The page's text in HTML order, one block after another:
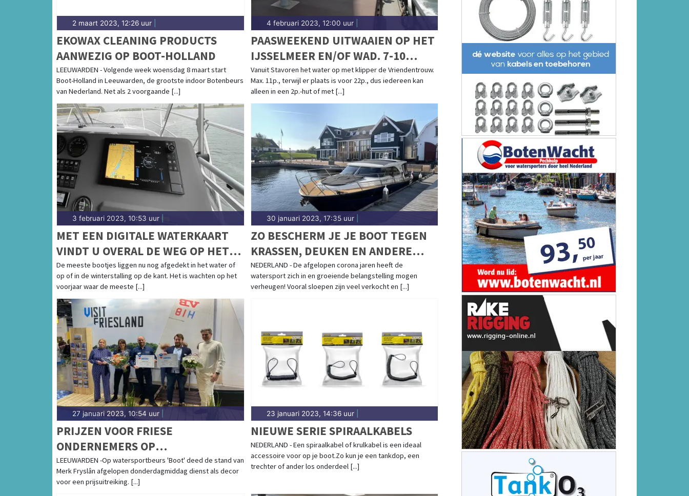
2 maart 2023, 12:26 uur
EKOWAX CLEANING PRODUCTS
AANWEZIG OP BOOT-HOLLAND
LEEUWARDEN - Volgende week woensdag 8 maart start
Boot-Holland in Leeuwarden, de grootste indoor Botenbeurs
van Nederland. Net als 2 voorgaande [...]
4 februari 2023, 12:00 uur|
PAASWEEKEND UITWAAIEN OP HET
IJSSELMEER EN/OF WAD. 7-10
APRIL 2023
Vanuit Stavoren het water op met klipper de Vriendentrouw.
Max. 11p., terwijl er plaats is voor 22p., dus iedereen kan
alleen in een 2p.-hut of met [...]
3 februari 2023, 10:53 uur
MET EEN DIGITALE WATERKAART
VINDT U OVERAL DE WEG OP HET
WATER!
De meeste bootjes liggen nu nog afgedekt in het water of
op of in de winterstalling op de kant. Het is wachten op het
voorjaar waar de meeste [...]
30 januari 2023, 17:35 uur|
ZO BESCHERM JE JE BOOT TEGEN
KRASSEN, DEUKEN EN ANDERE
SCHADE
NEDERLAND - De afgelopen corona jaren heeft de
watersport zich in en groeiende belangstelling mogen
verheugen! Vooral sloepen zijn veel verkocht en [...]
27 januari 2023, 10:54 uur
PRIJZEN VOOR FRIESE
ONDERNEMERS OP
WATERSPORTBEURS 'BOOT'
LEEUWARDEN -Op watersportbeurs 'Boot' deed de stand van
Merk Fryslân afgelopen donderdagmiddag dienst als decor
voor een prijsuitreiking. [...]
23 januari 2023, 14:36 uur|
NIEUWE SERIE SPIRAALKABELS
NEDERLAND - Een spiraalkabel of krulkabel is een ideaal
accessoire voor op je boot.Zo kun je een tankdop, een
trechter of ander los onderdeel [...]